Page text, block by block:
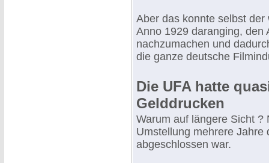
Aber das konnte selbst
Anno 1929 daranging, den
nachzumachen und
die ganze deutsche
Die UFA hatte
Gelddrucken
Warum auf längere Sicht ?
Umstellung mehrere Jahre
abgeschlossen war.